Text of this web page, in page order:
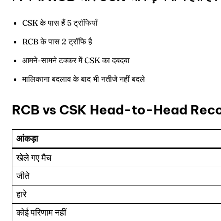
Table
Teams
Table
Teams
CSK के पास हैं 5 ट्रॉफियाँ
RCB के पास 2 ट्रॉफि है
आमने-सामने टक्कर में CSK का दबदबा
मालिकाना बदलाव के बाद भी नतीजे नहीं बदले
RCB vs CSK Head-to-Head
आंकड़ा
खेले गए मैच
जीते
हारे
कोई परिणाम नहीं